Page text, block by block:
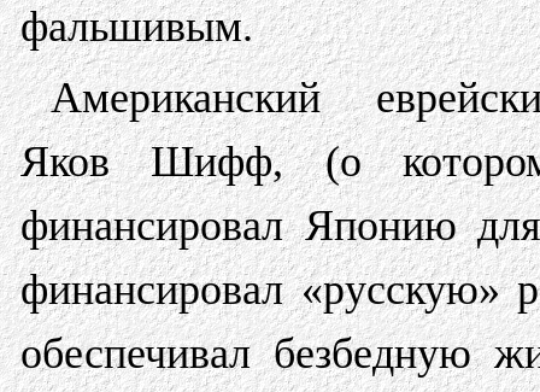
фальшивым.
Американский
Яков Шифф, (о
финансировал Японию
финансировал «русскую»
обеспечивал безбедную